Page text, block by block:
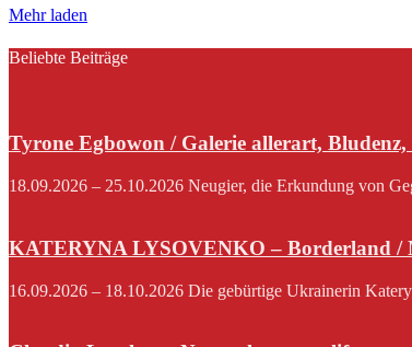
Mehr laden
Beliebte Beiträge
Tyrone Egbowon / Galerie allerart,
18.09.2026 – 25.10.2026 Neugier, die Erkundung von
KATERYNA LYSOVENKO – Borderland /
16.09.2026 – 18.10.2026 Die gebürtige Ukrainerin